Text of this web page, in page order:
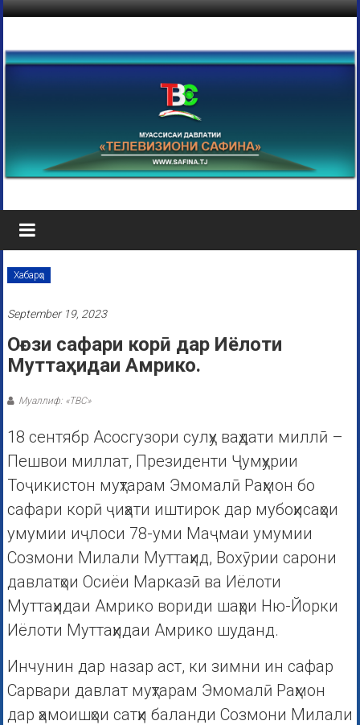
Хабарҳо
September 19, 2023
Оғози сафари корӣ дар Иёлоти
Муттаҳидаи Амрико.
Муаллиф: «ТВС»
18 сентябр Асосгузори сулҳу ваҳдати миллӣ –
Пешвои миллат, Президенти Ҷумҳурии
Тоҷикистон муҳтарам Эмомалӣ Раҳмон бо
сафари корӣ ҷиҳати иштирок дар мубоҳисаҳои
умумии иҷлоси 78-уми Маҷмаи умумии
Созмони Милали Муттаҳид, Вохӯрии сарони
давлатҳои Осиёи Марказӣ ва Иёлоти
Муттаҳидаи Амрико вориди шаҳри Ню-Йорки
Иёлоти Муттаҳидаи Амрико шуданд.
Инчунин дар назар аст, ки зимни ин сафар
Сарвари давлат муҳтарам Эмомалӣ Раҳмон
дар ҳамоишҳои сатҳи баланди Созмони Милали